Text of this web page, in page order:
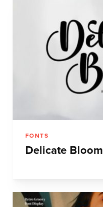
FONTS
Delicate Bloom